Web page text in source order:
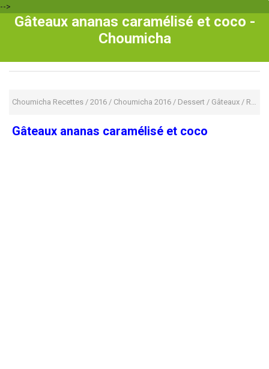
-->
Gâteaux ananas caramélisé et coco -
Choumicha
Choumicha Recettes / 2016 / Choumicha 2016 / Dessert / Gâteaux / Recette Pour Enfant
Gâteaux ananas caramélisé et coco